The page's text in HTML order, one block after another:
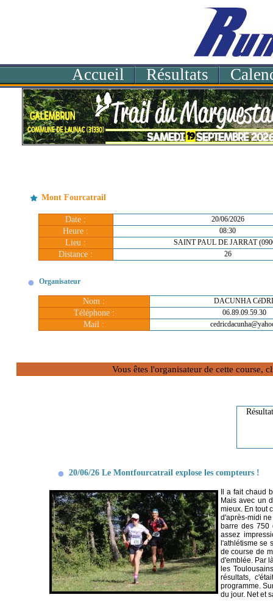
Accueil Résultats
Mont Fourcatrail
Date : 20/06/2026
Heure : 08:30
Lieu : SAINT PAUL DE JARRAT
Distance : 26
Organisateur
Nom : DACUNHA
Téléphone : 06.89.09.59.30
Mail :
Vous êtes l'organisateur de cette course,
20/06/26 Le Montfourcatrail explose les compteurs !
Il a fait chaud
Mais avec un
mieux. En tout
d'après-midi
barre des 750
assez
l'athlétisme se
de course de
d'emblée. Par
les
résultats,
programme.
du jour. Net et